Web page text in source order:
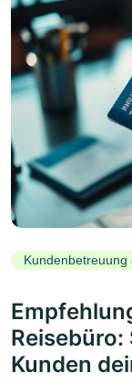
Kundenbetreuung
Kunden